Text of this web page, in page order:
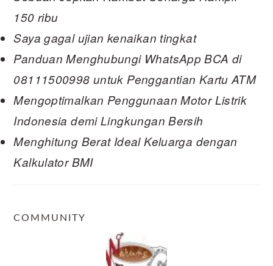
150 ribu
Saya gagal ujian kenaikan tingkat
Panduan Menghubungi WhatsApp BCA di
08111500998 untuk Penggantian Kartu ATM
Mengoptimalkan Penggunaan Motor Listrik
Indonesia demi Lingkungan Bersih
Menghitung Berat Ideal Keluarga dengan
Kalkulator BMI
COMMUNITY